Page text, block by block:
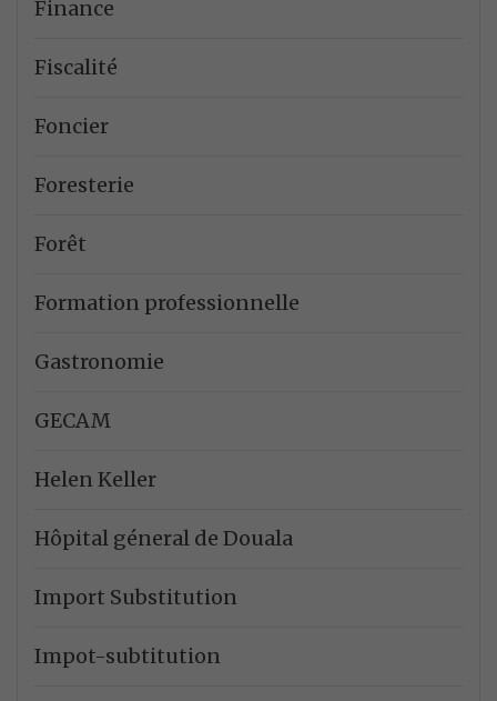
Finance
Fiscalité
Foncier
Foresterie
Forêt
Formation professionnelle
Gastronomie
GECAM
Helen Keller
Hôpital géneral de Douala
Import Substitution
Impot-subtitution